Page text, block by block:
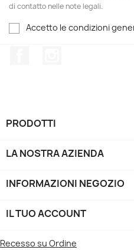
di contatto nelle note legali.
Accetto le condizioni
PRODOTTI
LA NOSTRA AZIENDA
INFORMAZIONI NEGOZIO
IL TUO ACCOUNT
Recesso su Ordine